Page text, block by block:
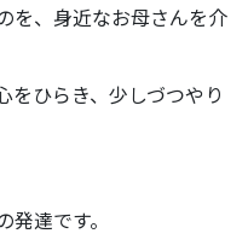
を、身近なお母さんを介
をひらき、少しづつやり
達です。